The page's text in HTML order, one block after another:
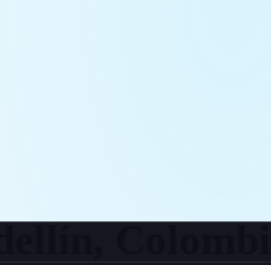
Colombia